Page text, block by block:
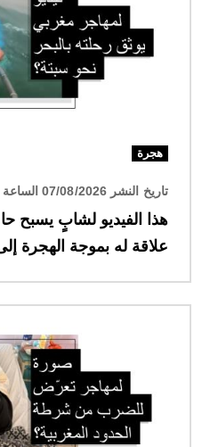
هجرة
تاريخ النشر 07/08/2026 الساعة 09:58
هذا الفيديو لشابٍ يسبح
علاقة له بموجة الهجرة